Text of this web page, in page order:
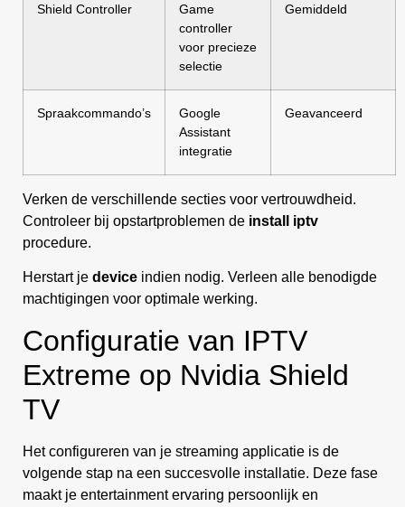
Shield Controller
Game
controller
voor precieze
selectie
Gemiddeld
Spraakcommando’s
Google
Assistant
integratie
Geavanceerd
Verken de verschillende secties voor vertrouwdheid.
Controleer bij opstartproblemen de install iptv
procedure.
Herstart je device indien nodig. Verleen alle benodigde
machtigingen voor optimale werking.
Configuratie van IPTV
Extreme op Nvidia Shield
TV
Het configureren van je streaming applicatie is de
volgende stap na een succesvolle installatie. Deze fase
maakt je entertainment ervaring persoonlijk en